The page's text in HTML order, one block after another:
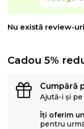
Nu există review-
Cadou 5%
Cumpără
Ajută-i și pe
Îți oferim
pentru